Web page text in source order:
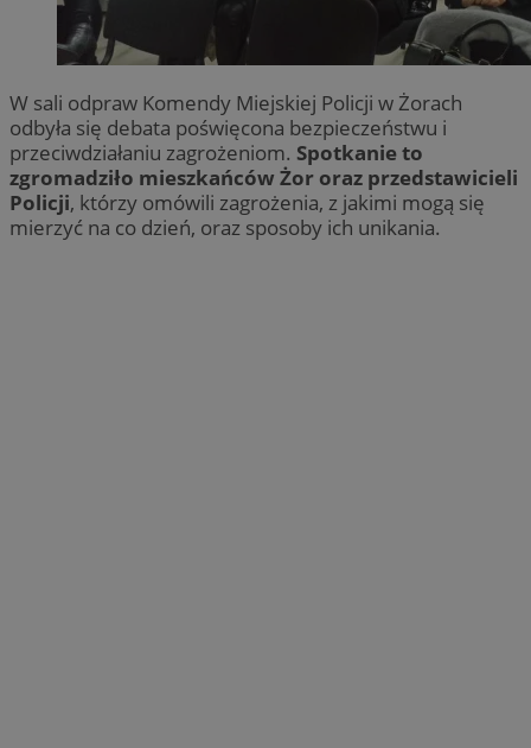
W sali odpraw Komendy Miejskiej Policji w Żorach
odbyła się debata poświęcona bezpieczeństwu i
przeciwdziałaniu zagrożeniom. Spotkanie to
zgromadziło mieszkańców Żor oraz przedstawicieli
Policji, którzy omówili zagrożenia, z jakimi mogą się
mierzyć na co dzień, oraz sposoby ich unikania.